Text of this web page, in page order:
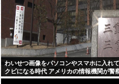
わいせつ画像をパソコンやスマホに入れ
クビになる時代 アメリカの情報機関が警